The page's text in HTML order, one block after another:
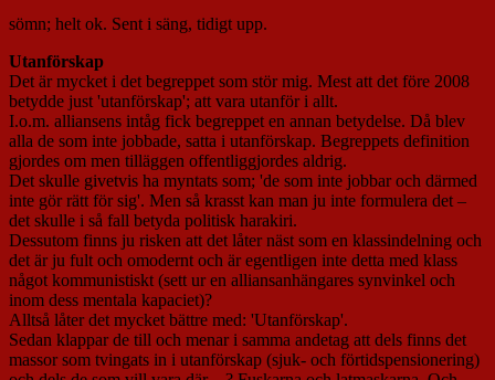
sömn; helt ok. Sent i säng, tidigt upp.
Utanförskap
Det är mycket i det begreppet som stör mig. Mest att det före 2008
betydde just 'utanförskap'; att vara utanför i allt.
I.o.m. alliansens intåg fick begreppet en annan betydelse. Då blev
alla de som inte jobbade, satta i utanförskap. Begreppets definition
gjordes om men tilläggen offentliggjordes aldrig.
Det skulle givetvis ha myntats som; 'de som inte jobbar och därmed
inte gör rätt för sig'. Men så krasst kan man ju inte formulera det –
det skulle i så fall betyda politisk harakiri.
Dessutom finns ju risken att det låter näst som en klassindelning och
det är ju fult och omodernt och är egentligen inte detta med klass
något kommunistiskt (sett ur en alliansanhängares synvinkel och
inom dess mentala kapaciet)?
Alltså låter det mycket bättre med: 'Utanförskap'.
Sedan klappar de till och menar i samma andetag att dels finns det
massor som tvingats in i utanförskap (sjuk- och förtidspensionering)